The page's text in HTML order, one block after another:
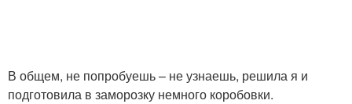
В общем, не попробуешь – не узнаешь, решила я и
подготовила в заморозку немного коробовки.